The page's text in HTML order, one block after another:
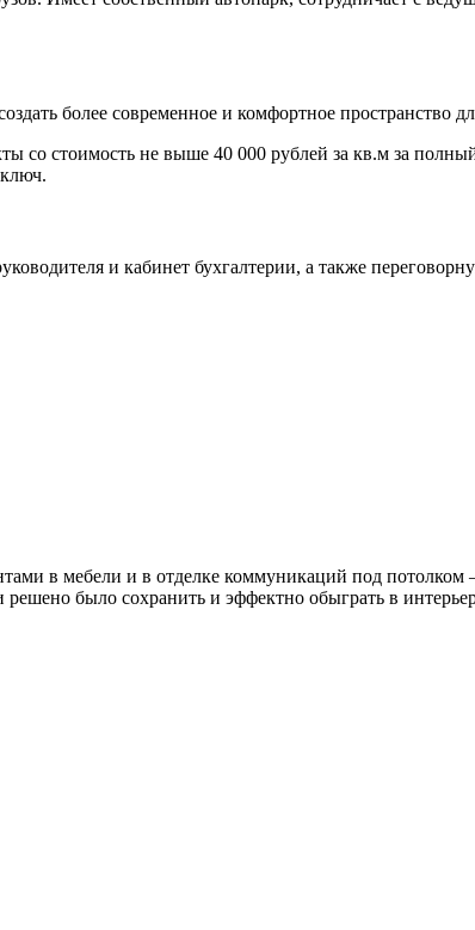
более современное и комфортное пространство
со стоимость не выше 40 000 рублей за кв.м за
и кабинет бухгалтерии, а также
в мебели и в отделке коммуникаций под потолком
было сохранить и эффектно обыграть в